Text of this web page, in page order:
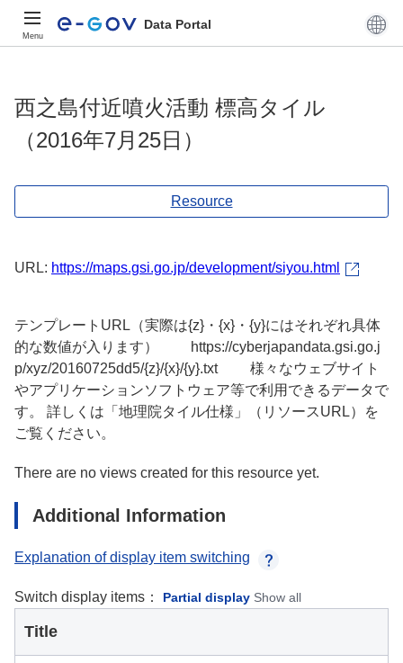
Menu
Data Portal
西之島付近噴火活動 標高タイル
（2016年7月25日）
Resource
URL: https://maps.gsi.go.jp/development/siyou.html
テンプレートURL（実際は{z}・{x}・{y}にはそれぞれ具体
的な数値が入ります） https://cyberjapandata.gsi.go.j
p/xyz/20160725dd5/{z}/{x}/{y}.txt 様々なウェブサイト
やアプリケーションソフトウェア等で利用できるデータで
す。 詳しくは「地理院タイル仕様」（リソースURL）を
ご覧ください。
There are no views created for this resource yet.
Additional Information
Explanation of display item switching
Switch display items： Partial display Show all
Title